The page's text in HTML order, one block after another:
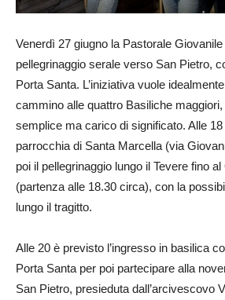
Venerdì 27 giugno la Pastorale
pellegrinaggio serale verso San Pietro,
Porta Santa. L’iniziativa vuole
cammino alle quattro Basiliche
semplice ma carico di significato. Alle
parrocchia di Santa Marcella (via
poi il pellegrinaggio lungo il Tevere fino
(partenza alle 18.30 circa), con la
lungo il tragitto.
Alle 20 è previsto l’ingresso in basilica
Porta Santa per poi partecipare alla
San Pietro, presieduta dall’arcivescovo